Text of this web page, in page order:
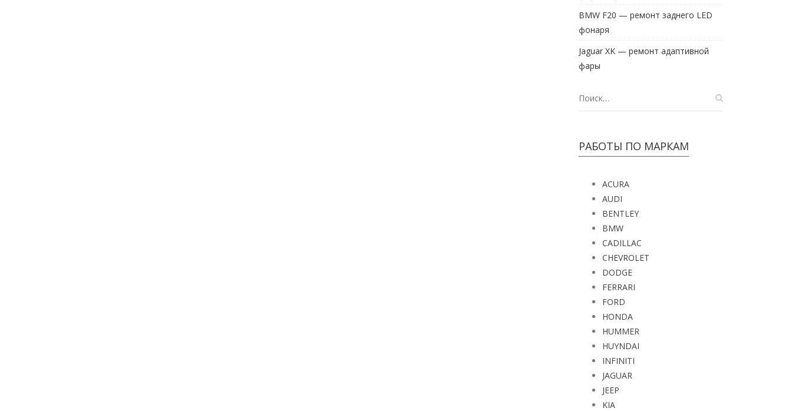
BMW F20 — ремонт заднего LED
фонаря
Jaguar XK — ремонт адаптивной
фары
РАБОТЫ ПО МАРКАМ
ACURA
AUDI
BENTLEY
BMW
CADILLAC
CHEVROLET
DODGE
FERRARI
FORD
HONDA
HUMMER
HUYNDAI
INFINITI
JAGUAR
JEEP
KIA